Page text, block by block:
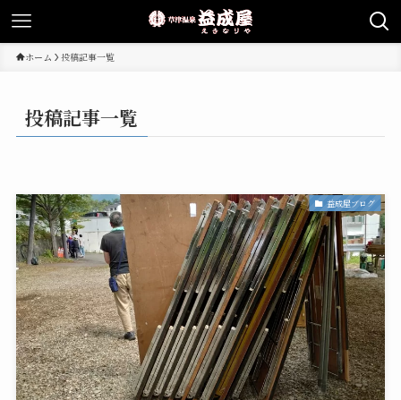
ホーム 投稿記事一覧
投稿記事一覧
益成屋ブログ